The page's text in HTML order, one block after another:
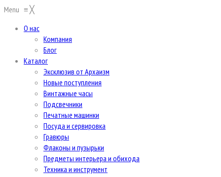
Menu ≡╳
О нас
Компания
Блог
Каталог
Эксклюзив от Архаизм
Новые поступления
Винтажные часы
Подсвечники
Печатные машинки
Посуда и сервировка
Гравюры
Флаконы и пузырьки
Предметы интерьера и обихода
Техника и инструмент